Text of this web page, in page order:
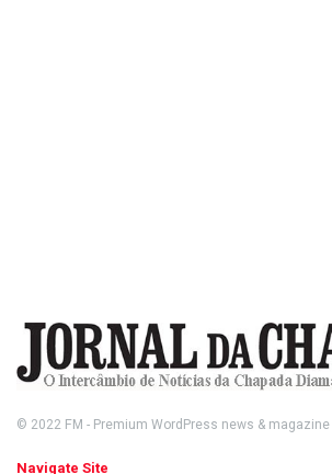
© 2022 FM - Premium WordPress news &
Navigate Site